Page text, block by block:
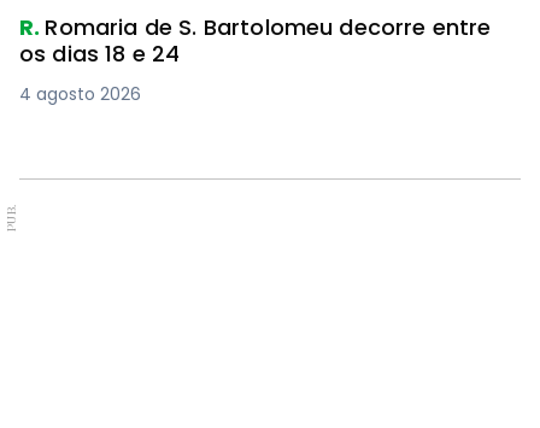
R. Romaria de S. Bartolomeu decorre entre
os dias 18 e 24
4 agosto 2026
PUB.